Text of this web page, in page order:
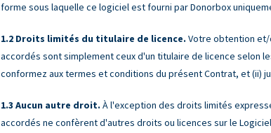
forme sous laquelle ce logiciel est fourni par Donorbox
Droits limités du titulaire de licence. Votre obtention et/
accordés sont simplement ceux d'un titulaire de licence selon
conformez aux termes et conditions du présent Contrat, et (ii)
Aucun autre droit. À l'exception des droits limités
accordés ne confèrent d'autres droits ou licences sur le